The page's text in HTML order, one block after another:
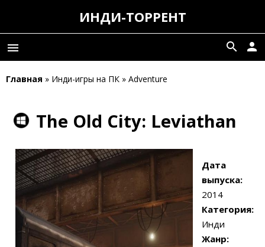
ИНДИ-ТОРРЕНТ
menu person
search
Главная » Инди-игры на ПК » Adventure
The Old City: Leviathan
Дата
выпуска:
2014
Категория:
Инди
Жанр: